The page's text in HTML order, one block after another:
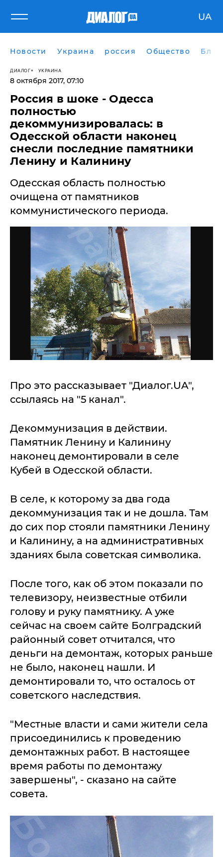
UA
Новости Украина россия Общество
ДИАЛОГ УКРАИНА
8 октября 2017, 07:10
Россия в шоке - Одесса
полностью
декоммунизировалась: в
Одесской области наконец
снесли последние памятники
Ленину и Калинину
Одесская область полностью
очищена от памятников
коммунистического периода.
Про это рассказывает "Диалог.UA",
ссылаясь на "5 канал".
Декоммунизация в действии.
Памятник Ленину и Калинину
наконец демонтировали в селе
Кубей в Одесской области.
В селе, к которому за два года
декоммунизация так и не дошла. Там
до сих пор стояли памятники Ленину
и Калинину, а на административных
зданиях была советская символика.
После того, как об этом показали по
телевизору, неизвестные отбили
голову и руку памятнику. А уже
сейчас на своем сайте Болградский
районный совет отчитался, что
деньги на демонтаж, которых раньше
не было, наконец нашли. И
демонтировали то, что осталось от
советского наследствия.
"Местные власти и сами жители села
присоединились к проведению
демонтажных работ. В настоящее
время работы по демонтажу
завершены", - сказано на сайте
совета.